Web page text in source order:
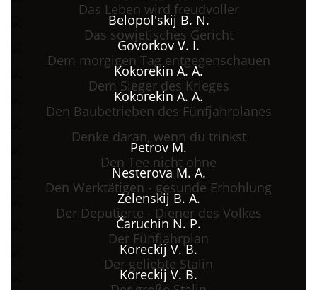
Das Leben wird freudvoller
Belopol'skij B. N.
Das sowjetisches Gericht
Govorkov V. I.
Dem morgigen Tag entgegenschauen
Kokorekin A. A.
Dem Sieger des Krieges
Kokorekin A. A.
Den Baubetrieben des Fünfjahrplanes
Denke daran, wenn du trinkst
Petrov M.
Den Tee nicht ohne
Nesterova M. A.
Den Werktätigen - gesunde Erhohlung
Zelenskij B. A.
Der Deputierte - Diener des Volkes
Čaruchin N. P.
Der Fünfjahrplan
Koreckij V. B.
Der geliebte Stalin
Koreckij V. B.